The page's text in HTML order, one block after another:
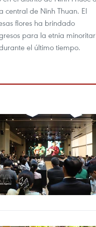
central de Ninh Thuan. El
flores ha brindado
para la etnia
el último tiempo.